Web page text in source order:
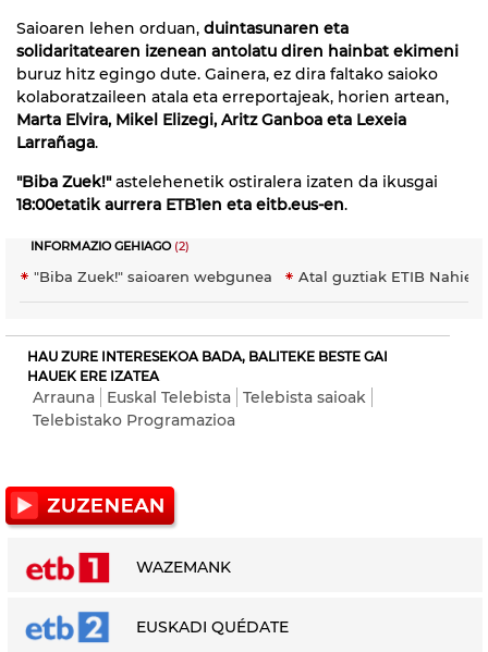
Saioaren lehen orduan, duintasunaren eta
solidaritatearen izenean antolatu diren hainbat ekimeni
buruz hitz egingo dute. Gainera, ez dira faltako saioko
kolaboratzaileen atala eta erreportajeak, horien artean,
Marta Elvira, Mikel Elizegi, Aritz Ganboa eta Lexeia
Larrañaga.
"Biba Zuek!"astelehenetik ostiralera izaten da ikusgai
18:00etatik aurrera ETB1en eta eitb.eus-en.
INFORMAZIO GEHIAGO(2)
"Biba Zuek!" saioaren webgunea Atal guztiak ETIB
HAU ZURE INTERESEKOA BADA, BALITEKE BESTE GAI
HAUEK ERE IZATEA
Arrauna Euskal Telebista
Telebista saioak
Telebistako Programazioa
WAZEMANK
EUSKADI QUÉDATE